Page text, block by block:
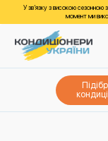
У зв’язку з високою сезонною
момент ми